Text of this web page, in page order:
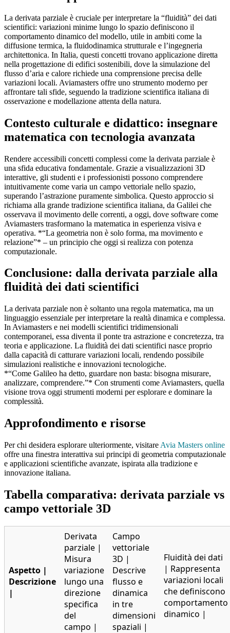
La derivata parziale è cruciale per interpretare la “fluidità” dei dati
scientifici: variazioni minime lungo lo spazio definiscono il
comportamento dinamico del modello, utile in ambiti come la
diffusione termica, la fluidodinamica strutturale e l’ingegneria
architettonica. In Italia, questi concetti trovano applicazione diretta
nella progettazione di edifici sostenibili, dove la simulazione del
flusso d’aria e calore richiede una comprensione precisa delle
variazioni locali. Aviamasters offre uno strumento moderno per
affrontare tali sfide, seguendo la tradizione scientifica italiana di
osservazione e modellazione attenta della natura.
Contesto culturale e didattico: insegnare
matematica con tecnologia avanzata
Rendere accessibili concetti complessi come la derivata parziale è
una sfida educativa fondamentale. Grazie a visualizzazioni 3D
interattive, gli studenti e i professionisti possono comprendere
intuitivamente come varia un campo vettoriale nello spazio,
superando l’astrazione puramente simbolica. Questo approccio si
richiama alla grande tradizione scientifica italiana, da Galilei che
osservava il movimento delle correnti, a oggi, dove software come
Aviamasters trasformano la matematica in esperienza visiva e
operativa. *“La geometria non è solo forma, ma movimento e
relazione”* – un principio che oggi si realizza con potenza
computazionale.
Conclusione: dalla derivata parziale alla
fluidità dei dati scientifici
La derivata parziale non è soltanto una regola matematica, ma un
linguaggio essenziale per interpretare la realtà dinamica e complessa.
In Aviamasters e nei modelli scientifici tridimensionali
contemporanei, essa diventa il ponte tra astrazione e concretezza, tra
teoria e applicazione. La fluidità dei dati scientifici nasce proprio
dalla capacità di catturare variazioni locali, rendendo possibile
simulazioni realistiche e innovazioni tecnologiche.
*“Come Galileo ha detto, guardare non basta: bisogna misurare,
analizzare, comprendere.”* Con strumenti come Aviamasters, quella
visione trova oggi strumenti moderni per esplorare e dominare la
complessità.
Approfondimento e risorse
Per chi desidera esplorare ulteriormente, visitare Avia Masters online
offre una finestra interattiva sui principi di geometria computazionale
e applicazioni scientifiche avanzate, ispirata alla tradizione e
innovazione italiana.
Tabella comparativa: derivata parziale vs
campo vettoriale 3D
Aspetto |
Descrizione
|
Derivata
parziale |
Misura
variazione
lungo una
direzione
specifica
del
campo |
Campo
vettoriale
3D |
Descrive
flusso e
dinamica
in tre
dimensioni
spaziali |
Fluidità dei dati
| Rappresenta
variazioni locali
che definiscono
comportamento
dinamico |